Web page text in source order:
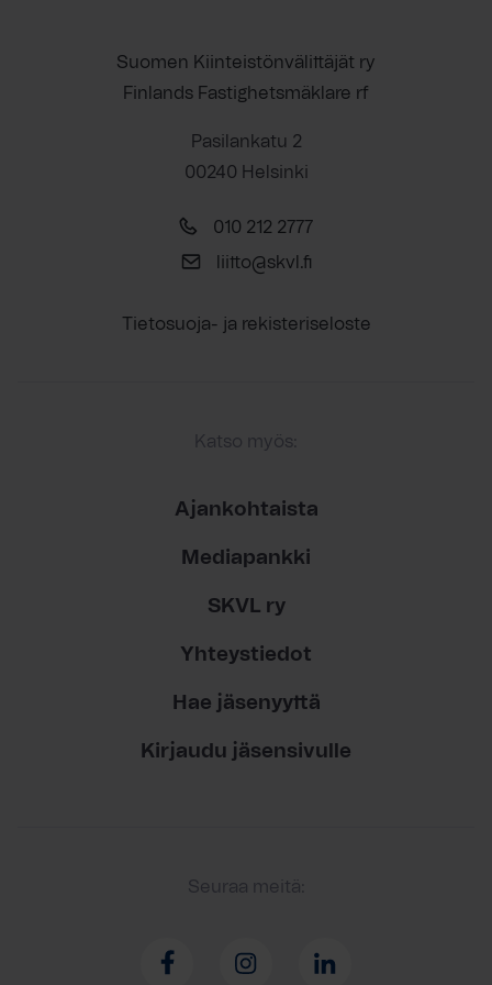
Suomen Kiinteistönvälittäjät ry
Finlands Fastighetsmäklare rf
Pasilankatu 2
00240 Helsinki
010 212 2777
liitto@skvl.fi
Tietosuoja- ja rekisteriseloste
Katso myös:
Ajankohtaista
Mediapankki
SKVL ry
Yhteystiedot
Hae jäsenyyttä
Kirjaudu jäsensivulle
Seuraa meitä: